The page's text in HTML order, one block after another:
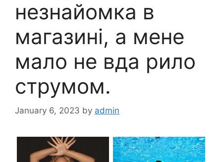
незнайомка в
магазині, а мене
мало не вда рило
струмом.
January 6, 2023 by admin